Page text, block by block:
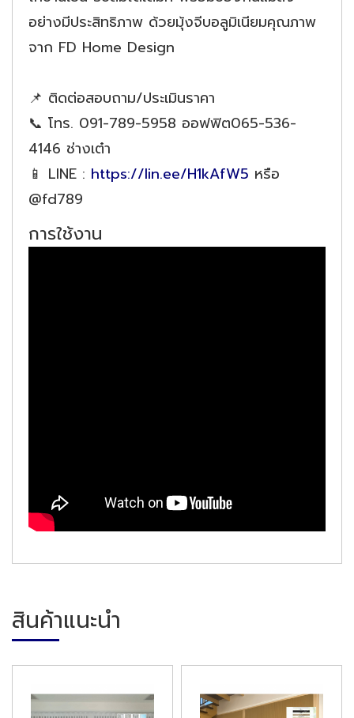
อย่างมีประสิทธิภาพ ด้วยมุ้งจีบอลูมิเนียมคุณภาพ
จาก FD Home Design
📌 ติดต่อสอบถาม/ประเมินราคา
📞 โทร. 091-789-5958 ออฟฟิต065-536-
4146 ช่างเต๋า
📱 LINE : https://lin.ee/H1kAfW5 หรือ
@fd789
การใช้งาน
สินค้าแนะนำ